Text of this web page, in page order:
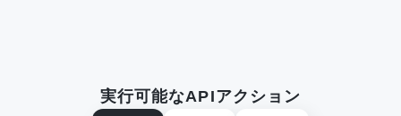
実行可能なAPIアクション